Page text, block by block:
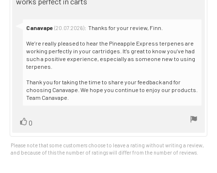
5
Reply
Canavape (20.07.2026): Thanks for your review, Finn.
We’re really pleased to hear the Pineapple Express terpenes are
working perfectly in your cartridges. It’s great to know you’ve had
such a positive experience, especially as someone new to using
terpenes.
Thank you for taking the time to share your feedback and for
choosing Canavape. We hope you continue to enjoy our products.
Team Canavape.
Vote
0
Please note that some customers choose to leave a rating without writing a review,
and because of this the number of ratings will differ from the number of reviews.